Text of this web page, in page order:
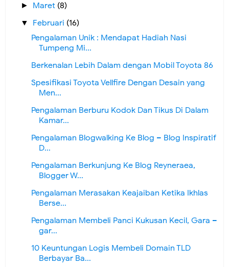
► Maret (8)
▼ Februari (16)
Pengalaman Unik : Mendapat Hadiah Nasi
Tumpeng Mi...
Berkenalan Lebih Dalam dengan Mobil Toyota 86
Spesifikasi Toyota Vellfire Dengan Desain yang
Men...
Pengalaman Berburu Kodok Dan Tikus Di Dalam
Kamar...
Pengalaman Blogwalking Ke Blog – Blog Inspiratif
D...
Pengalaman Berkunjung Ke Blog Reyneraea,
Blogger W...
Pengalaman Merasakan Keajaiban Ketika Ikhlas
Berse...
Pengalaman Membeli Panci Kukusan Kecil, Gara –
gar...
10 Keuntungan Logis Membeli Domain TLD
Berbayar Ba...